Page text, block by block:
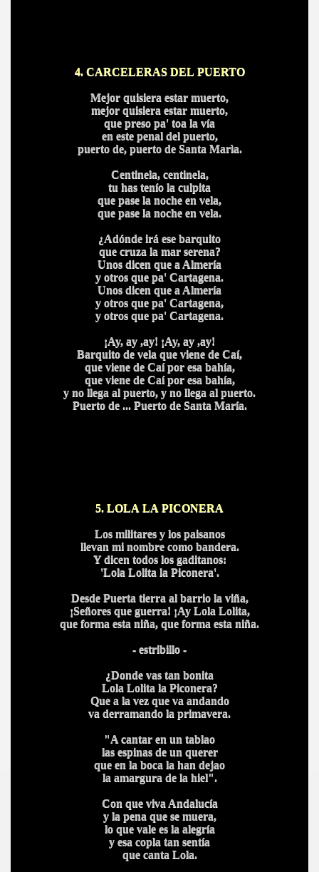
4. CARCELERAS DEL PUERTO
Mejor quisiera estar muerto,
mejor quisiera estar muerto,
que preso pa' toa la vía
en este penal del puerto,
puerto de, puerto de Santa Marìa.
Centinela, centinela,
tu has tenío la culpita
que pase la noche en vela,
que pase la noche en vela.
¿Adónde irá ese barquito
que cruza la mar serena?
Unos dicen que a Almería
y otros que pa' Cartagena.
Unos dicen que a Almería
y otros que pa' Cartagena,
y otros que pa' Cartagena.
¡Ay, ay ,ay! ¡Ay, ay ,ay!
Barquito de vela que viene de Caí,
que viene de Caí por esa bahía,
que viene de Caí por esa bahía,
y no llega al puerto, y no llega al puerto.
Puerto de ... Puerto de Santa María.
5. LOLA LA PICONERA
Los militares y los paisanos
llevan mi nombre como bandera.
Y dicen todos los gaditanos:
'Lola Lolita la Piconera'.
Desde Puerta tierra al barrio la viña,
¡Señores que guerra! ¡Ay Lola Lolita,
que forma esta niña, que forma esta niña.
- estribillo -
¿Donde vas tan bonita
Lola Lolita la Piconera?
Que a la vez que va andando
va derramando la primavera.
"A cantar en un tablao
las espinas de un querer
que en la boca la han dejao
la amargura de la hiel".
Con que viva Andalucía
y la pena que se muera,
lo que vale es la alegría
y esa copla tan sentía
que canta Lola.